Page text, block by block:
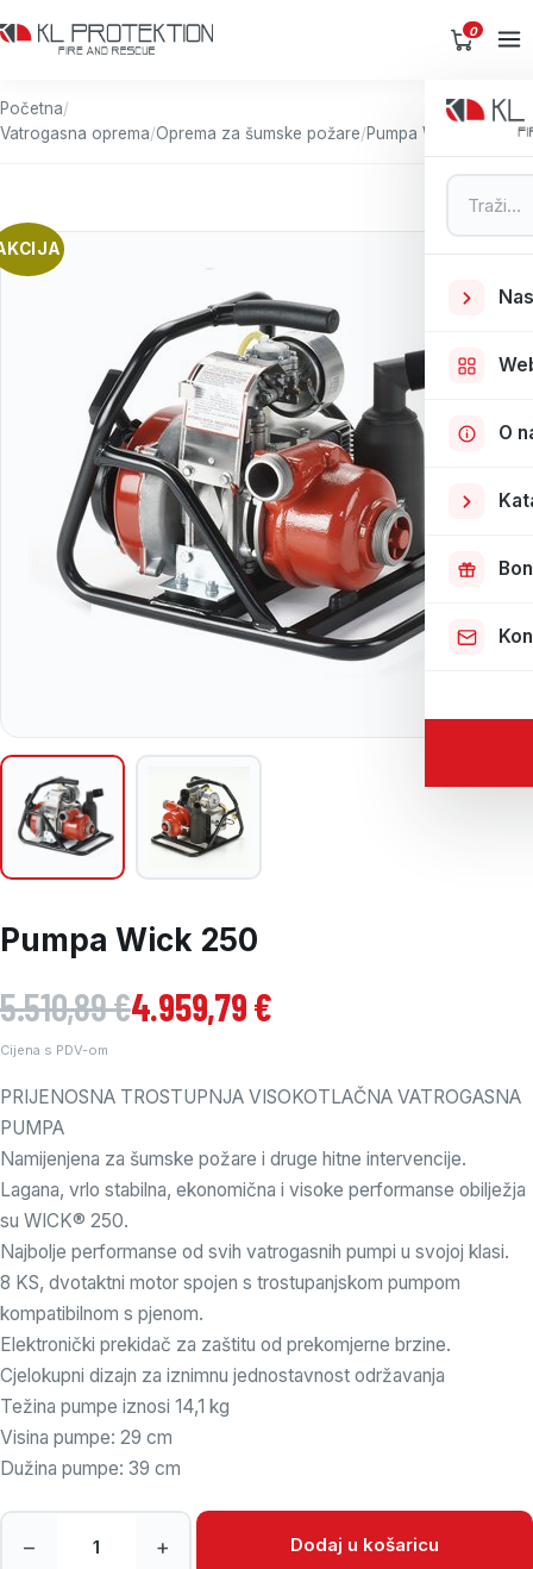
0
Pretraga
O
Početna/
Vatrogasna oprema/Oprema za šumske požare/Pumpa Wick 250
Pumpa Wick 250
5.510,89€
Izvorna cijena bila je: 5.510,89 €.
4.959,79€
Trenutna cijena je: 4.959,79 €.
Cijena s PDV-om
PRIJENOSNA TROSTUPNJA VISOKOTLAČNA VATROGASNA
PUMPA
Namijenjena za šumske požare i druge hitne intervencije.
Lagana, vrlo stabilna, ekonomična i visoke performanse obilježja
su WICK® 250.
Najbolje performanse od svih vatrogasnih pumpi u svojoj klasi.
8 KS, dvotaktni motor spojen s trostupanjskom pumpom
kompatibilnom s pjenom.
Elektronički prekidač za zaštitu od prekomjerne brzine.
Cjelokupni dizajn za iznimnu jednostavnost održavanja
Težina pumpe iznosi 14,1 kg
Visina pumpe: 29 cm
Dužina pumpe: 39 cm
Pumpa Wick 250 količina
– + Dodaj u košaricu